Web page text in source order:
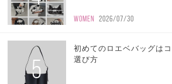
WOMEN 2026/07/30
5
初めてのロエベバッグは
選び方